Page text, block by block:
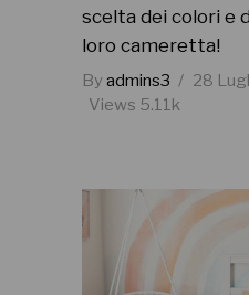
scelta dei colori e
loro cameretta!
Byadmins3
28
Views 5.11k